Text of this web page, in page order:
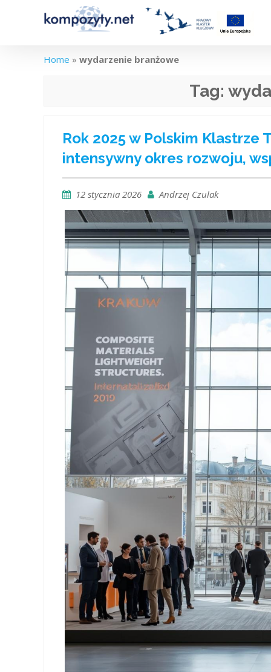
Home » wydarzenie branżowe
Tag:
Rok 2025 w Polskim
intensywny okres rozwoju,
12 stycznia 2026 Andrzej Czulak